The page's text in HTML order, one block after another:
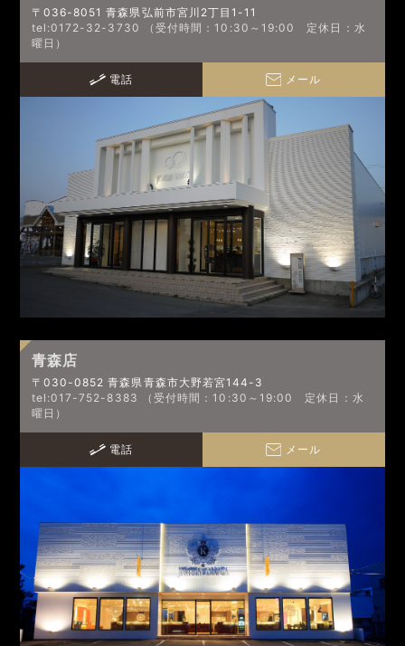
〒036-8051 青森県弘前市宮川2丁目1-11
tel:0172-32-3730 （受付時間：10:30～19:00 定休日：水
曜日）
電話 メール
青森店
〒030-0852 青森県青森市大野若宮144-3
tel:017-752-8383 （受付時間：10:30～19:00 定休日：水
曜日）
電話 メール